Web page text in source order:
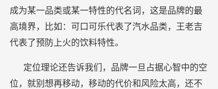
成为某一品类或某一特性的代名词，这是品牌的最
高境界，比如：可口可乐代表了汽水品类，王老吉
代表了预防上火的饮料特性。
定位理论还告诉我们，品牌一旦占据心智中的空
位，就别想再移动，移动的代价和风险太高，还不